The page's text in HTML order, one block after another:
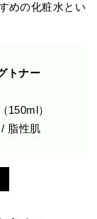
めの化粧水とい
トナー
150ml）
脂性肌